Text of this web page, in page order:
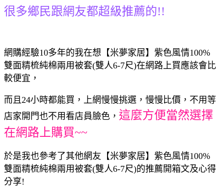
很多鄉民跟網友都超級推薦的!!
網購經驗10多年的我在想【米夢家居】紫色風情100%
雙面精梳純棉兩用被套(雙人6-7尺)在網路上買應該會比
較便宜，
而且24小時都能買，上網慢慢挑選，慢慢比價，不用等
店家開門也不用看店員臉色， 這麼方便當然選擇
在網路上購買~~
於是我也參考了其他網友【米夢家居】紫色風情100%
雙面精梳純棉兩用被套(雙人6-7尺)的推薦開箱文及心得
分享!